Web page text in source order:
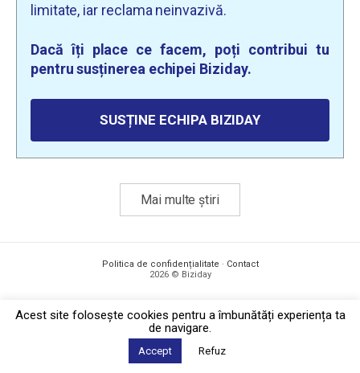
limitate, iar reclama neinvazivă.
Dacă îți place ce facem, poți contribui tu
pentru susținerea echipei Biziday.
SUSȚINE ECHIPA BIZIDAY
Mai multe știri
Politica de confidențialitate · Contact
2026 © Biziday
Acest site foloseşte cookies pentru a îmbunătăți experiența ta
de navigare.
Accept Refuz